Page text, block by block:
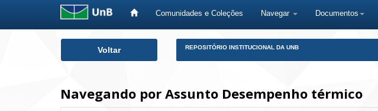
Comunidades e Coleções Navegar Documentos
Voltar REPOSITÓRIO INSTITUCIONAL DA UNB
Navegando por Assunto Desempenho térmico